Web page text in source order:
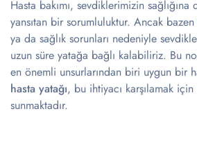
Hasta bakımı, sevdiklerimizin
yansıtan bir sorumluluktur. Ancak
ya da sağlık sorunları nedeniyle
uzun süre yatağa bağlı kalabiliriz. Bu
en önemli unsurlarından biri uygun bir
hasta yatağı, bu ihtiyacı karşılamak
sunmaktadır.